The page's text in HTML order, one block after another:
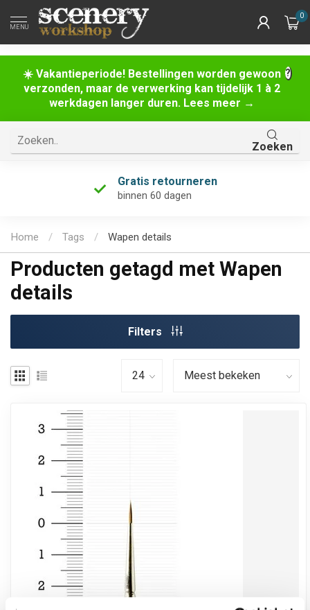
☀️ Vakantieperiode! Bestellingen worden gewoon
verzonden, maar de verwerking kan tijdelijk 1 à 2
werkdagen langer duren. Lees meer →
MENU
0
Zoeken
Gratis retourneren
binnen 60 dagen
Home / Tags / Wapen details
Producten getagd met Wapen
details
Filters